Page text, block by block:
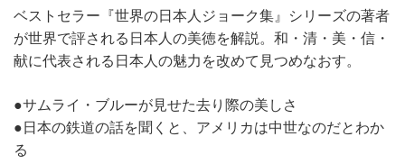
ベストセラー『世界の日本人ジョーク集』シリーズの著者
が世界で評される日本人の美徳を解説。和・清・美・信・
献に代表される日本人の魅力を改めて見つめなおす。
●サムライ・ブルーが見せた去り際の美しさ
●日本の鉄道の話を聞くと、アメリカは中世なのだとわか
る